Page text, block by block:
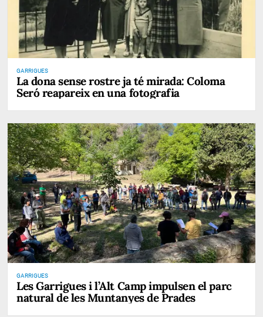
GARRIGUES
La dona sense rostre ja té mirada: Coloma
Seró reapareix en una fotografia
GARRIGUES
Les Garrigues i l’Alt Camp impulsen el parc
natural de les Muntanyes de Prades